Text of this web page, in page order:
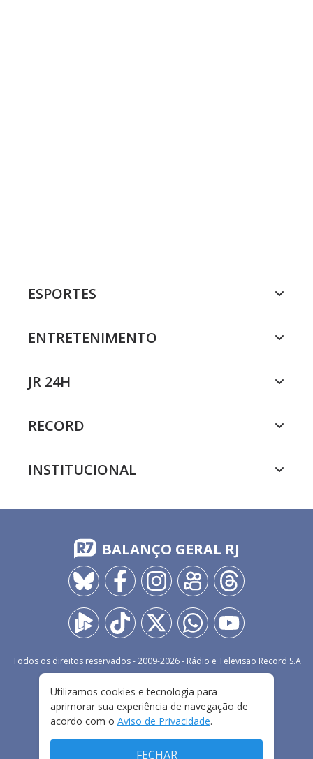
ESPORTES
ENTRETENIMENTO
JR 24H
RECORD
INSTITUCIONAL
BALANÇO GERAL RJ
Todos os direitos reservados - 2009-2026- Rádio e Televisão Record S.A
FALE CONOSCO
PRIVACIDADE
TERMOS E CONDIÇÕES DE USO
Utilizamos cookies e tecnologia para
aprimorar sua experiência de navegação de
acordo com o Aviso de Privacidade.
FECHAR